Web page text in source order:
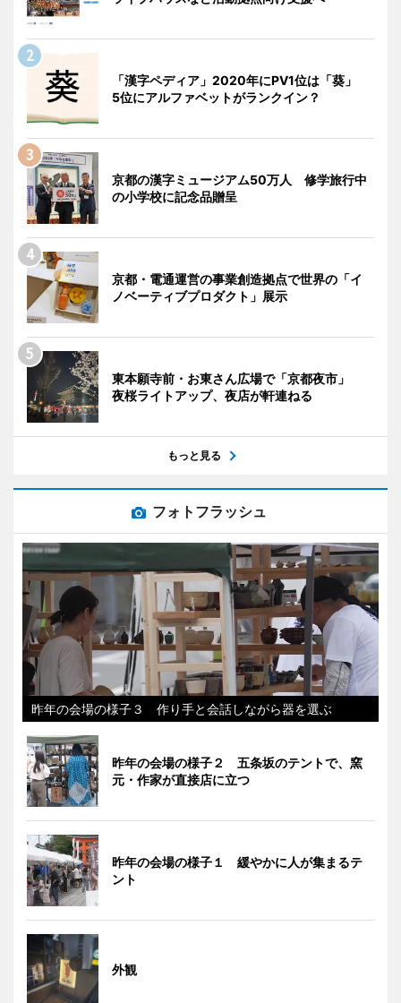
「漢字ペディア」2020年にPV1位は「葵」
5位にアルファベットがランクイン？
京都の漢字ミュージアム50万人 修学旅行中
の小学校に記念品贈呈
京都・電通運営の事業創造拠点で世界の「イ
ノベーティブプロダクト」展示
東本願寺前・お東さん広場で「京都夜市」
夜桜ライトアップ、夜店が軒連ねる
もっと見る
フォトフラッシュ
昨年の会場の様子３ 作り手と会話しながら器を選ぶ
昨年の会場の様子２ 五条坂のテントで、窯
元・作家が直接店に立つ
昨年の会場の様子１ 緩やかに人が集まるテ
ント
外観